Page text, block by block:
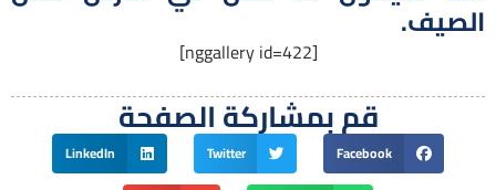
الصيف.
[nggallery id=422]
قم بمشاركة الصفحة
Facebook
Twitter
LinkedIn